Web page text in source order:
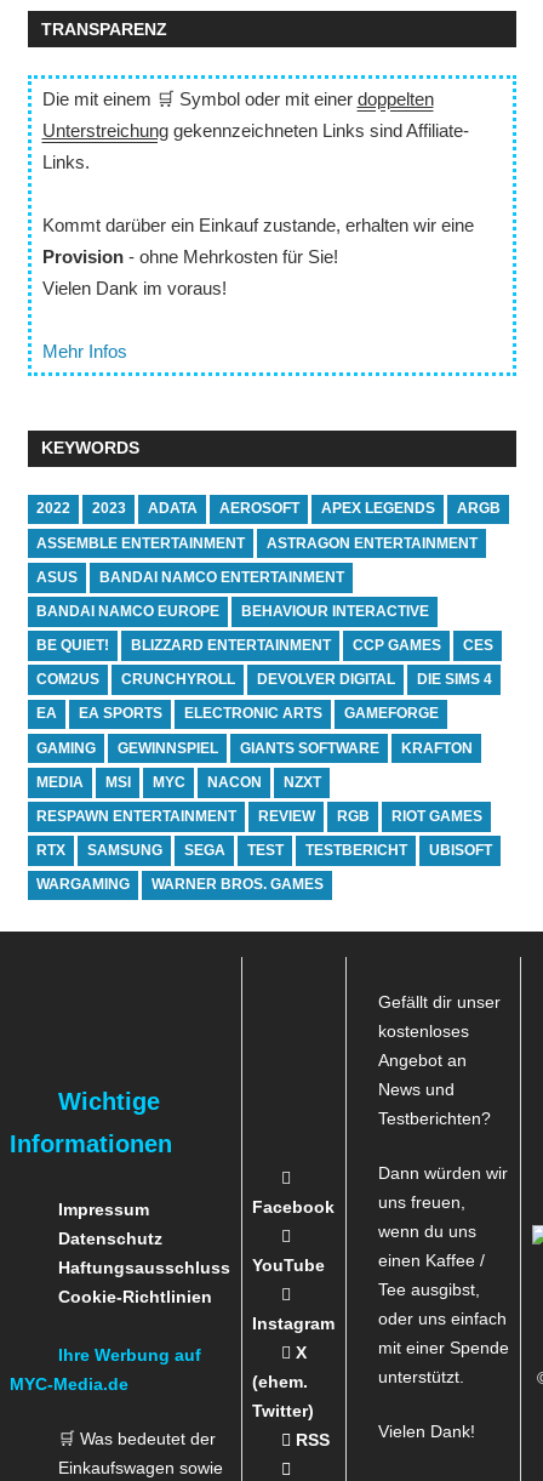
TRANSPARENZ
Die mit einem 🛒 Symbol oder mit einer doppelten
Unterstreichunggekennzeichneten Links sind Affiliate-
Links.
Kommt darüber ein Einkauf zustande, erhalten wir eine
Provision- ohne Mehrkosten für Sie!
Vielen Dank im voraus!
Mehr Infos
KEYWORDS
2022 2023 ADATA AEROSOFT APEX LEGENDS ARGB
ASSEMBLE ENTERTAINMENT ASTRAGON ENTERTAINMENT
ASUS BANDAI NAMCO ENTERTAINMENT
BANDAI NAMCO EUROPE BEHAVIOUR INTERACTIVE
BE QUIET! BLIZZARD ENTERTAINMENT CCP GAMES CES
COM2US CRUNCHYROLL DEVOLVER DIGITAL DIE SIMS 4
EA EA SPORTS ELECTRONIC ARTS GAMEFORGE
GAMING GEWINNSPIEL GIANTS SOFTWARE KRAFTON
MEDIA MSI MYC NACON NZXT
RESPAWN ENTERTAINMENT REVIEW RGB RIOT GAMES
RTX SAMSUNG SEGA TEST TESTBERICHT UBISOFT
WARGAMING WARNER BROS. GAMES
Wichtige
Informationen
Impressum
Datenschutz
Haftungsausschluss
Cookie-Richtlinien
Ihre Werbung auf
MYC-Media.de
🛒 Was bedeutet der
Einkaufswagen sowie
Facebook
YouTube
Instagram
X
(ehem.
Twitter)
RSS
Gefällt dir unser
kostenloses
Angebot an
News und
Testberichten?
Dann würden wir
uns freuen,
wenn du uns
einen Kaffee /
Tee ausgibst,
oder uns einfach
mit einer Spende
unterstützt.
Vielen Dank!